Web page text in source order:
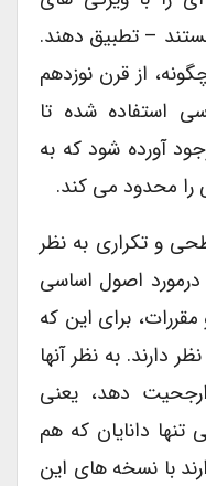
– تطبیق دهند.
از قرن نوزدهم
استفاده شده تا
آورده شود که به
محدود می کند.
و تکراری به نظر
اصول اساسی
برای این که
دارند. به نظر آنها
دهد، یعنی
دانایان که هم
با نسخه های این